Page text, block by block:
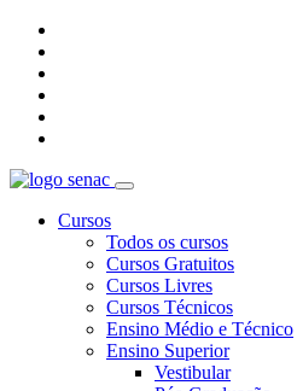
Cursos
Todos os cursos
Cursos Gratuitos
Cursos Livres
Cursos Técnicos
Ensino Médio e Técnico
Ensino Superior
Vestibular